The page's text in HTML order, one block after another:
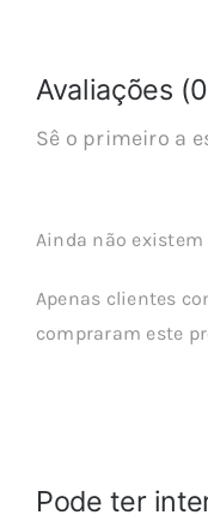
Avaliações
Sê o primeiro a
Ainda não existem
Apenas clientes
compraram este
Pode ter